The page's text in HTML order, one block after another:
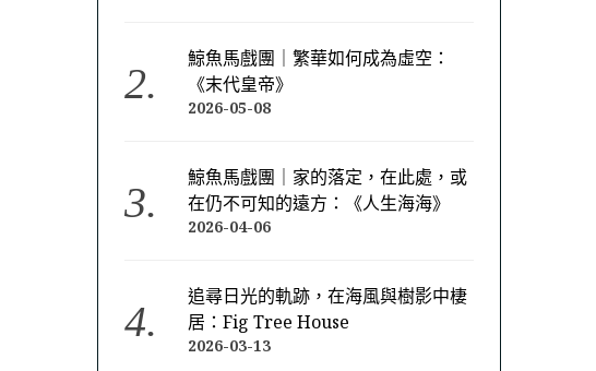
鯨魚馬戲團｜繁華如何成為虛空：
《末代皇帝》
2026-05-08
鯨魚馬戲團｜家的落定，在此處，或
在仍不可知的遠方：《人生海海》
2026-04-06
追尋日光的軌跡，在海風與樹影中棲
居：Fig Tree House
2026-03-13